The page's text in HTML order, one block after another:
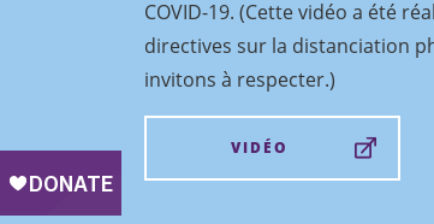
COVID-19. (Cette vidéo a été
directives sur la distanciation
invitons à respecter.)
VIDÉO